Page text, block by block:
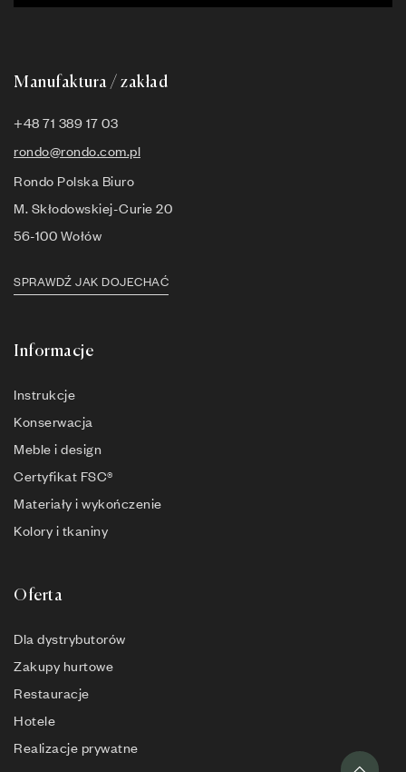
Manufaktura / zakład
+48 71 389 17 03
rondo@rondo.com.pl
Rondo Polska Biuro
M. Skłodowskiej-Curie 20
56-100 Wołów
SPRAWDŹ JAK DOJECHAĆ
Informacje
Instrukcje
Konserwacja
Meble i design
Certyfikat FSC®
Materiały i wykończenie
Kolory i tkaniny
Oferta
Dla dystrybutorów
Zakupy hurtowe
Restauracje
Hotele
Realizacje prywatne